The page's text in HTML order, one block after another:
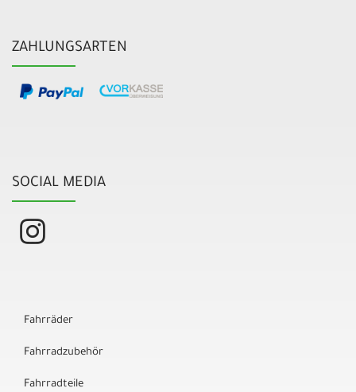
ZAHLUNGSARTEN
SOCIAL MEDIA
Fahrräder
Fahrradzubehör
Fahrradteile